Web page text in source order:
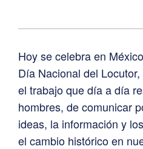
Hoy se celebra en
Día Nacional del
el trabajo que día a día
hombres, de comunicar
ideas, la información y
el cambio histórico en